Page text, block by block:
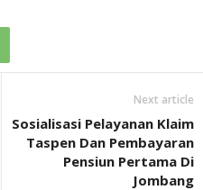
Next article
Sosialisasi Pelayanan Klaim
Taspen Dan Pembayaran
Pensiun Pertama Di
Jombang